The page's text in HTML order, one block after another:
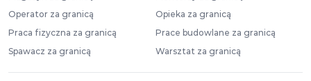
Operator za granicą
Opieka za granicą
Praca fizyczna za granicą
Prace budowlane za granicą
Spawacz za granicą
Warsztat za granicą